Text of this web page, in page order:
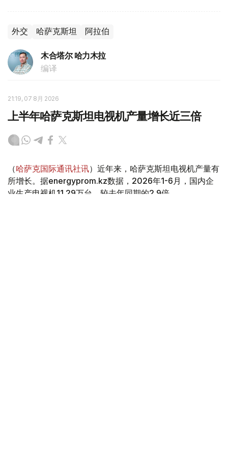
外交 哈萨克斯坦 阿拉伯
木合塔尔 哈力木拉
编译
21:19, 07 8月 2026
上半年哈萨克斯坦电视机产量增长近三倍
（哈萨克国际通讯社讯）近年来，哈萨克斯坦电视机产量有
所增长。据energyprom.kz数据，2026年1-6月，国内企
业生产电视机11.29万台，较去年同期的2.9倍。